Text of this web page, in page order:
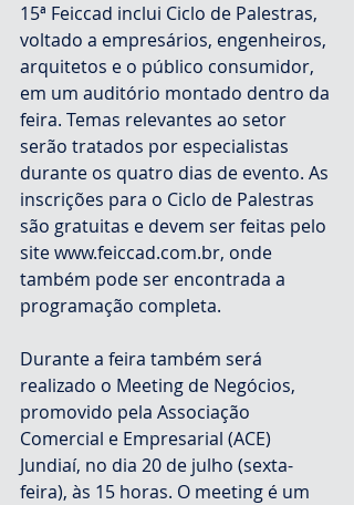
15ª Feiccad inclui Ciclo de Palestras,
voltado a empresários, engenheiros,
arquitetos e o público consumidor,
em um auditório montado dentro da
feira. Temas relevantes ao setor
serão tratados por especialistas
durante os quatro dias de evento. As
inscrições para o Ciclo de Palestras
são gratuitas e devem ser feitas pelo
site www.feiccad.com.br, onde
também pode ser encontrada a
programação completa.
Durante a feira também será
realizado o Meeting de Negócios,
promovido pela Associação
Comercial e Empresarial (ACE)
Jundiaí, no dia 20 de julho (sexta-
feira), às 15 horas. O meeting é um